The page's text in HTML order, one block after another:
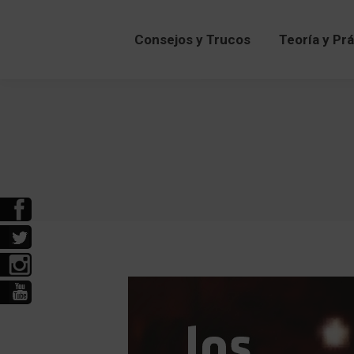
Consejos y Trucos Teoría y
Consejos y Trucos Teoría y